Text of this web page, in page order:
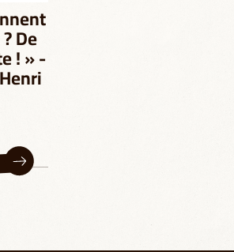
De
! » -